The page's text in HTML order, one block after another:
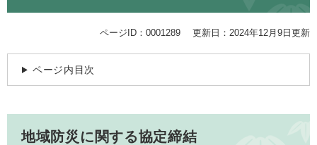
ふりがな
文字サイズ 標準 拡大
背景色 白
ページID：0001289 更新日：2024年12月9日更新
ページ内目次
地域防災に関する協定締結